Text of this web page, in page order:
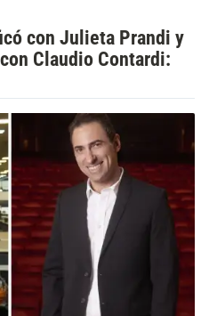
con Julieta Prandi y
Claudio Contardi: